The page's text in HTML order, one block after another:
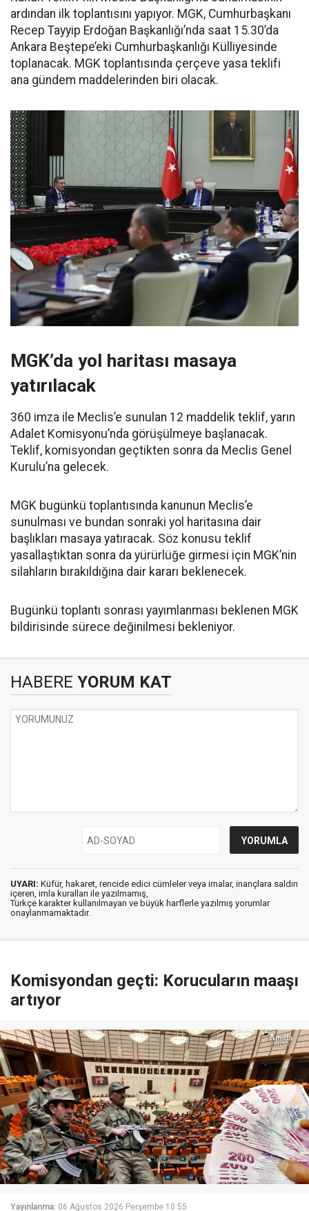
ardından ilk toplantısını yapıyor. MGK, Cumhurbaşkanı
Recep Tayyip Erdoğan Başkanlığı’nda saat 15.30’da
Ankara Beştepe’eki Cumhurbaşkanlığı Külliyesinde
toplanacak. MGK toplantısında çerçeve yasa teklifi
ana gündem maddelerinden biri olacak.
MGK’da yol haritası masaya
yatırılacak
360 imza ile Meclis’e sunulan 12 maddelik teklif, yarın
Adalet Komisyonu’nda görüşülmeye başlanacak.
Teklif, komisyondan geçtikten sonra da Meclis Genel
Kurulu’na gelecek.
MGK bugünkü toplantısında kanunun Meclis’e
sunulması ve bundan sonraki yol haritasına dair
başlıkları masaya yatıracak. Söz konusu teklif
yasallaştıktan sonra da yürürlüğe girmesi için MGK’nin
silahların bırakıldığına dair kararı beklenecek.
Bugünkü toplantı sonrası yayımlanması beklenen MGK
bildirisinde sürece değinilmesi bekleniyor.
HABERE YORUM KAT
UYARI: Küfür, hakaret, rencide edici cümleler veya imalar, inançlara saldırı
içeren, imla kuralları ile yazılmamış,
Türkçe karakter kullanılmayan ve büyük harflerle yazılmış yorumlar
onaylanmamaktadır.
Komisyondan geçti: Korucuların maaşı
artıyor
Yayınlanma: 06 Ağustos 2026 Perşembe 10:55